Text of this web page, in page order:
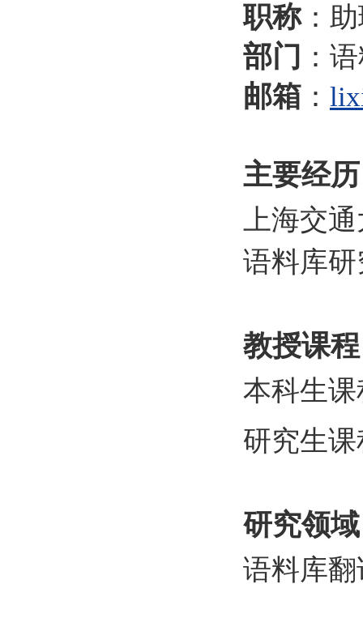
职称：
部门 ：
邮箱 ：
主要经
上海交
语料库
教授课
本科生
研究生
研究领
语料库